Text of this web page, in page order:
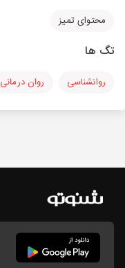
محتوای تمیز
تگ ها
روانشناسی روان درمانی